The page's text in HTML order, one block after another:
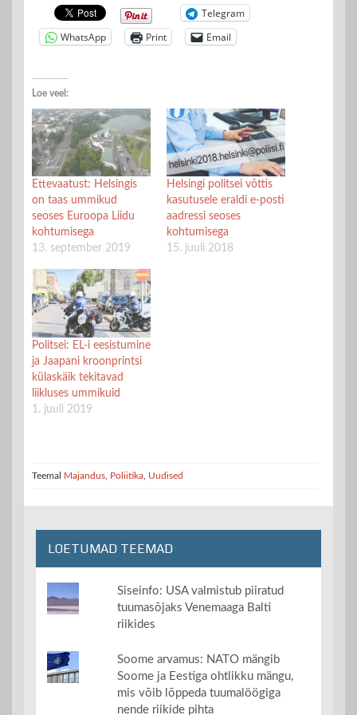
Telegram
WhatsApp
Print Email
Loe veel:
Ettevaatust: Helsingis
on taas ummikud
seoses Euroopa Liidu
kohtumisega
13. september 2019
Helsingi politsei võttis
kasutusele eraldi e-posti
aadressi seoses
kohtumisega
15. juuli 2018
Politsei: EL-i eesistumine
ja Jaapani kroonprintsi
külaskäik tekitavad
liikluses ummikuid
1. juuli 2019
Teemal Majandus Poliitika Uudised
LOETUMAD TEEMAD
Siseinfo: USA valmistub piiratud
tuumasõjaks Venemaaga Balti
riikides
Soome arvamus: NATO mängib
Soome ja Eestiga ohtlikku mängu,
mis võib lõppeda tuumalöögiga
nende riikide pihta